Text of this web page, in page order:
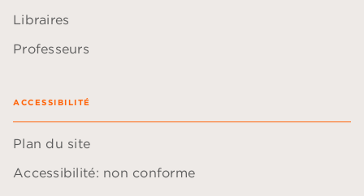
Libraires
Professeurs
ACCESSIBILITÉ
Plan du site
Accessibilité: non conforme